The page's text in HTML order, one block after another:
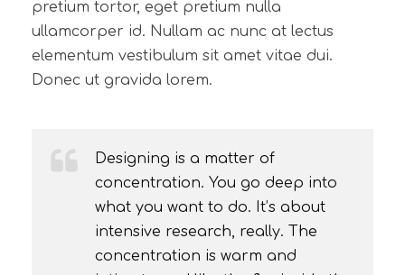
pretium tortor, eget pretium nulla
ullamcorper id. Nullam ac nunc at lectus
elementum vestibulum sit amet vitae dui.
Donec ut gravida lorem.
Designing is a matter of
concentration. You go deep into
what you want to do. It’s about
intensive research, really. The
concentration is warm and